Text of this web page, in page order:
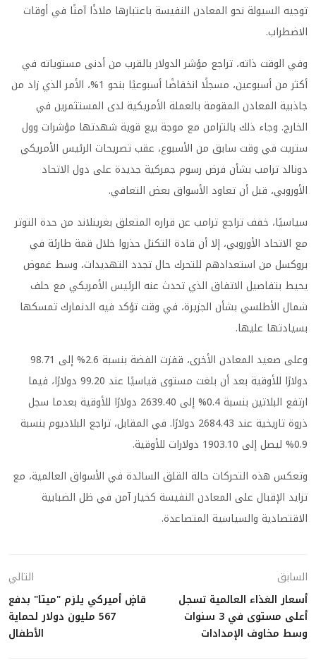
توجيه السيولة نحو المعادن النفيسة باعتبارها ملاذًا آمنًا في أوقات
الاضطراب.
وفي الوقت ذاته، تراجع مؤشر الدولار بالقرب من أدنى مستوياته في
أكثر من أسبوعين، مسجلًا انخفاضًا أسبوعيًا بنحو 1%، الأمر الذي زاد من
جاذبية المعادن المقومة بالعملة الأمريكية لدى المستثمرين في
الخارج. وجاء ذلك بالتزامن مع موجة بيع قوية شهدتها مؤشرات وول
ستريت في وقت سابق من الأسبوع، عقب تصريحات الرئيس الأمريكي
دونالد ترامب بشأن فرض رسوم جمركية جديدة على دول الاتحاد
الأوروبي، قبل أن تعاود الأسواق بعض التعافي.
سياسيًا، خفف تراجع ترامب عن قراره المتعلق بغرينلاند من حدة التوتر
مع الاتحاد الأوروبي، إلا أن قادة التكتل حذروا خلال قمة طارئة في
بروكسل من استعدادهم للتحرك حال تجدد التهديدات، وسط غموض
يحيط بتفاصيل الاتفاق الذي تحدث عنه الرئيس الأمريكي مع حلف
شمال الأطلسي بشأن الجزيرة، في وقت تؤكد فيه الدنمارك تمسكها
بسيادتها عليها.
وعلى صعيد المعادن الأخرى، قفزت الفضة بنسبة 2.6% إلى 98.71
دولارًا للأوقية بعد أن بلغت مستوى قياسيًا عند 99.20 دولارًا، فيما
ارتفع البلاتين بنسبة 0.4% إلى 2639.40 دولارًا للأوقية بعدما سجل
ذروة تاريخية عند 2684.43 دولارًا. في المقابل، تراجع البلاديوم بنسبة
0.9% ليصل إلى 1903.10 دولارات للأوقية.
وتعكس هذه التحركات حالة القلق السائدة في الأسواق العالمية، مع
تزايد الإقبال على المعادن النفيسة كخيار آمن في ظل الضبابية
الاقتصادية والسياسية المتصاعدة.
السابق
أسعار الغذاء العالمية تسجل
أعلى مستوى في 3 سنوات
وسط مخاوف الإمدادات
التالي
قاضٍ أميركي يلزم "ميتا" بدفع
567 مليون دولار لحماية
الأطفال